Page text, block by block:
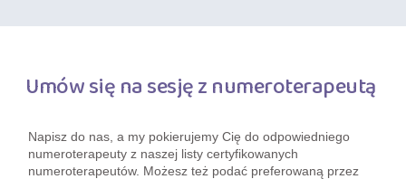
Umów się na sesję z numeroterapeutą
Napisz do nas, a my pokierujemy Cię do odpowiedniego
numeroterapeuty z naszej listy certyfikowanych
numeroterapeutów. Możesz też podać preferowaną przez